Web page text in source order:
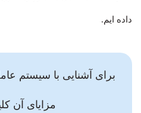
داده ایم.
برای آشنایی با سیستم‌
مزایای آن